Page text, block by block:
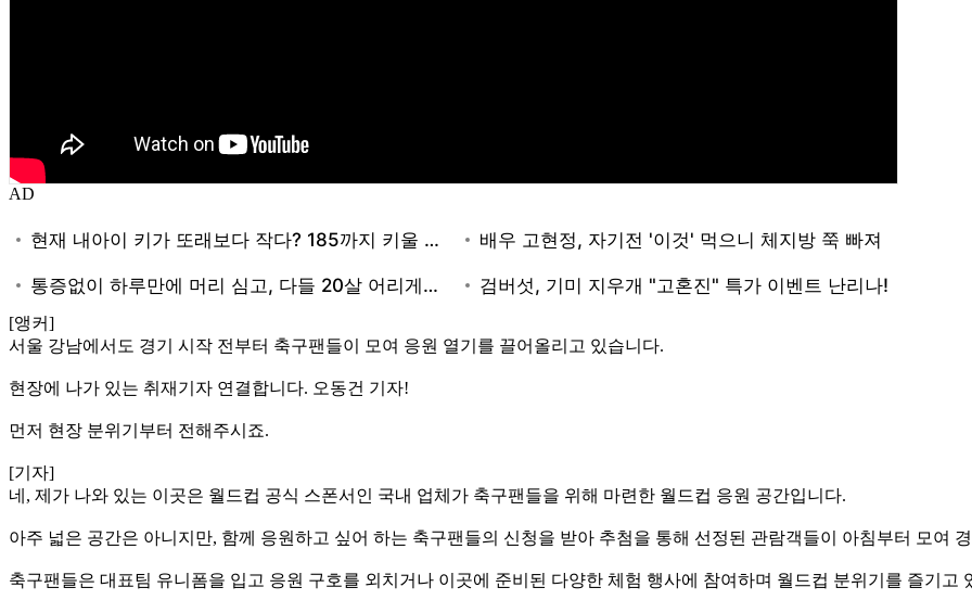
AD
[앵커]
서울 강남에서도 경기 시작 전부터 축구팬들이 모여 응원 열기를 끌어올리고 있습니다.
현장에 나가 있는 취재기자 연결합니다. 오동건 기자!
먼저 현장 분위기부터 전해주시죠.
[기자]
네, 제가 나와 있는 이곳은 월드컵 공식 스폰서인 국내 업체가 축구팬들을 위해 마련한 월드컵 응원 공간입니다.
아주 넓은 공간은 아니지만, 함께 응원하고 싶어 하는 축구팬들의 신청을 받아 추첨을 통해 선정된 관람객들이 아침부터 모여
축구팬들은 대표팀 유니폼을 입고 응원 구호를 외치거나 이곳에 준비된 다양한 체험 행사에 참여하며 월드컵 분위기를 즐기고